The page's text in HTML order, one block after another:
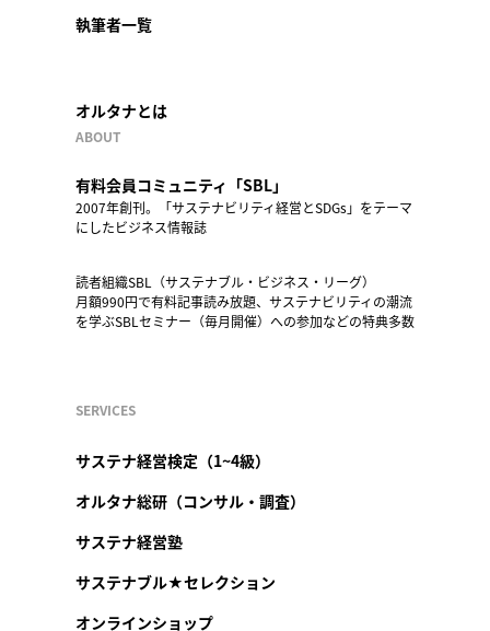
執筆者一覧
オルタナとは
ABOUT
有料会員コミュニティ「SBL」
2007年創刊。「サステナビリティ経営とSDGs」をテーマ
にしたビジネス情報誌
読者組織SBL（サステナブル・ビジネス・リーグ）
月額990円で有料記事読み放題、サステナビリティの潮流
を学ぶSBLセミナー（毎月開催）への参加などの特典多数
SERVICES
サステナ経営検定（1~4級）
オルタナ総研（コンサル・調査）
サステナ経営塾
サステナブル★セレクション
オンラインショップ